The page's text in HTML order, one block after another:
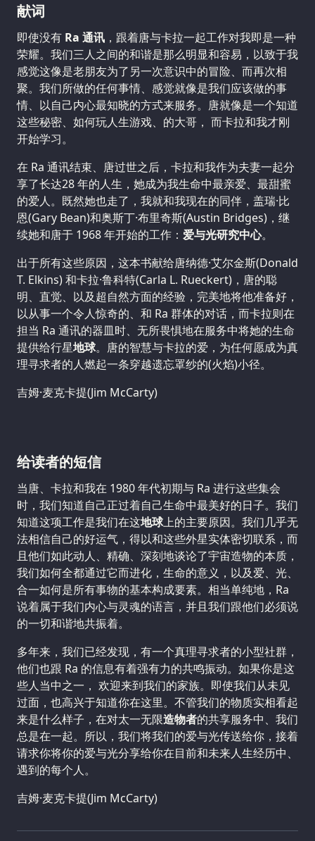
献词
即使没有 Ra 通讯 ，跟着唐与卡拉一起工作对我即是一种
荣耀。我们三人之间的和谐是那么明显和容易，以致于我
感觉这像是老朋友为了另一次意识中的冒险、而再次相
聚。我们所做的任何事情、感觉就像是我们应该做的事
情、以自己内心最知晓的方式来服务。唐就像是一个知道
这些秘密、如何玩人生游戏、的大哥， 而卡拉和我才刚
开始学习。
在 Ra 通讯结束、唐过世之后，卡拉和我作为夫妻一起分
享了长达28 年的人生，她成为我生命中最亲爱、最甜蜜
的爱人。既然她也走了，我就和我现在的同伴，盖瑞·比
恩(Gary Bean)和奥斯丁·布里奇斯(Austin Bridges)，继
续她和唐于 1968 年开始的工作： 爱与光研究中心。
出于所有这些原因，这本书献给唐纳德·艾尔金斯(Donald
T. Elkins) 和卡拉·鲁科特(Carla L. Rueckert)，唐的聪
明、直觉、以及超自然方面的经验，完美地将他准备好，
以从事一个令人惊奇的、和 Ra 群体的对话，而卡拉则在
担当 Ra 通讯的器皿时、无所畏惧地在服务中将她的生命
提供给行星地球。唐的智慧与卡拉的爱，为任何愿成为真
理寻求者的人燃起一条穿越遗忘罩纱的(火焰)小径。
吉姆·麦克卡提(Jim McCarty)
给读者的短信
当唐、卡拉和我在 1980 年代初期与 Ra 进行这些集会
时，我们知道自己正过着自己生命中最美好的日子。我们
知道这项工作是我们在这地球上的主要原因。我们几乎无
法相信自己的好运气，得以和这些外星实体密切联系，而
且他们如此动人、精确、深刻地谈论了宇宙造物的本质，
我们如何全都通过它而进化，生命的意义，以及爱、光、
合一如何是所有事物的基本构成要素。相当单纯地，Ra
说着属于我们内心与灵魂的语言，并且我们跟他们必须说
的一切和谐地共振着。
多年来，我们已经发现，有一个真理寻求者的小型社群，
他们也跟 Ra 的信息有着强有力的共鸣振动。如果你是这
些人当中之一， 欢迎来到我们的家族。即使我们从未见
过面，也高兴于知道你在这里。不管我们的物质实相看起
来是什么样子，在对太一无限造物者的共享服务中、我们
总是在一起。所以，我们将我们的爱与光传送给你，接着
请求你将你的爱与光分享给你在目前和未来人生经历中、
遇到的每个人。
吉姆·麦克卡提(Jim McCarty)